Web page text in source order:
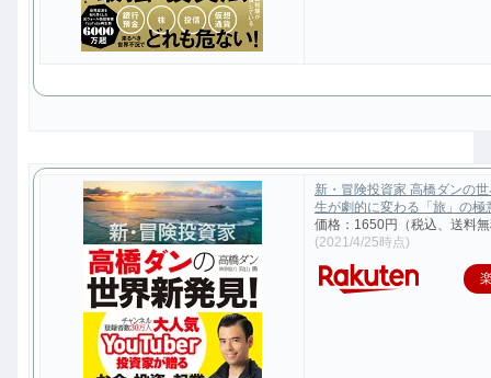
新・冒険投資家 高橋ダンの
生が劇的に変わる「旅」の極
価格：1650円（税込、送料
(2021/4/25時点)